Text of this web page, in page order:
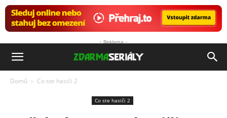
- Reklama -
ZdarmaSeriály.cz
Domů Co ste hasiči 2
Co ste hasiči 2